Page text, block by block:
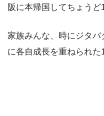
阪に本帰国してちょうど
家族みんな、時にジタ
に各自成長を重ねられた